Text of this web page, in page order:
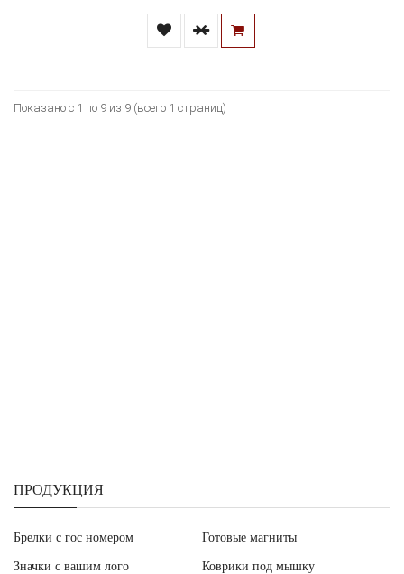
Показано с 1 по 9 из 9 (всего 1 страниц)
ПРОДУКЦИЯ
Брелки с гос номером Готовые магниты
Значки с вашим лого Коврики под мышку